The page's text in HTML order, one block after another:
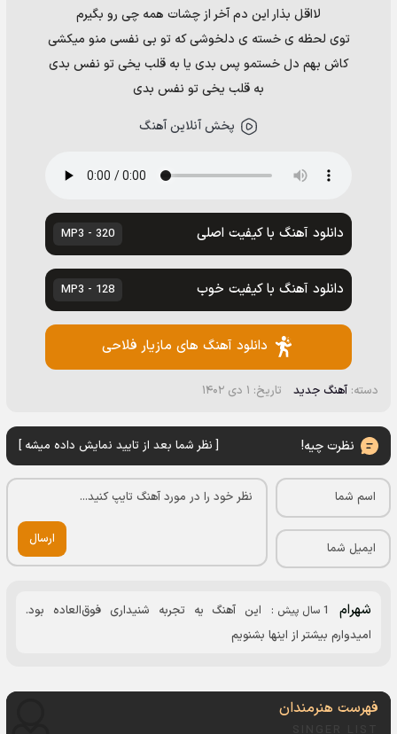
لااقل بذار این دم آخر از چشات همه چی رو بگیرم
توی لحظه ی خسته ی دلخوشی که تو بی نفسی منو میکشی
کاش بهم دل خستمو پس بدی یا به قلب یخی تو نفس بدی
به قلب یخی تو نفس بدی
پخش آنلاین آهنگ
دانلود آهنگ با کیفیت اصلی 320 - MP3
دانلود آهنگ با کیفیت خوب 128 - MP3
دانلود آهنگ های مازیار فلاحی
دسته: آهنگ جدید تاریخ: ۱ دی ۱۴۰۲
نظرت چیه! [ نظر شما بعد از تایید نمایش داده میشه ]
ارسال
شهرام 1 سال پیش :
این آهنگ یه تجربه شنیداری فوق‌العاده بود.
امیدوارم بیشتر از اینها بشنویم
فهرست هنرمندان